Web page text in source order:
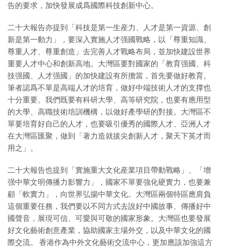
告的要求，加快發展成爲國際科技創新中心。
二十大報告亦提到「科技是第一生産力、人才是第一資源、創
新是第一動力」，要深入實施人才强國戰略，以「尊重知識、
尊重人才、尊重創造」去完善人才戰略布局，並加快建設世界
重要人才中心和創新高地。大灣區要對國家的「教育强國、科
技强國、人才强國」的加快建設有所擔當，首先要做好教育。
筆者認爲不單是高端人才的培育，做好中端技術人才的支撑也
十分重要。我們既要有科研大學、高等研究院，也要有應用型
的大學、高職技術培訓機構，以做好產學研的對接。大灣區不
單要培育好自己的人才，也要吸引優秀的國際人才、亞洲人才
在大灣區匯聚，做到「著力造就拔尖創新人才，聚天下英才而
用之」。
二十大報告也提到「實施重大文化産業項目帶動戰略」、「增
强中華文明傳播力影響力」，國家不單要強化硬實力，也要兼
顧「軟實力」，向世界弘揚中華文化。大灣區兩個特區應肩負
這個重要任務，我們要以不同方式去說好中國故事、傳播好中
國聲音，展現可信、可愛與可敬的國家形象。大灣區也要發展
好文化藝術創意產業，協助國家主場外交，以及中華文化的國
際交流。 香港作為中外文化藝術交流中心，更加應該加強這方